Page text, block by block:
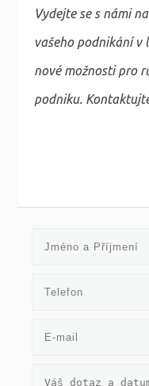
Vydejte se s námi
vašeho podnikání v
nové možnosti pro
podniku.